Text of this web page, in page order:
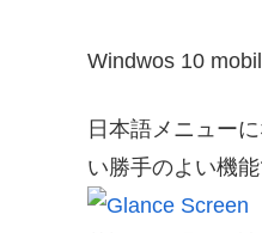
Windwos 10
日本語メニュー
い勝手のよい機能